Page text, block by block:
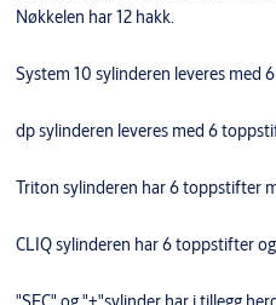
Nøkkelen har 12 hakk.
System 10 sylinderen leveres med
dp sylinderen leveres med 6
Triton sylinderen har 6 toppstifter
CLIQ sylinderen har 6 toppstifter